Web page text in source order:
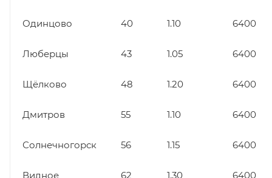
Одинцово 40 1.10 6400
Люберцы 43 1.05 6400
Щёлково 48 1.20 6400
Дмитров 55 1.10 6400
Солнечногорск 56 1.15 6400
Видное 62 1.30 6400